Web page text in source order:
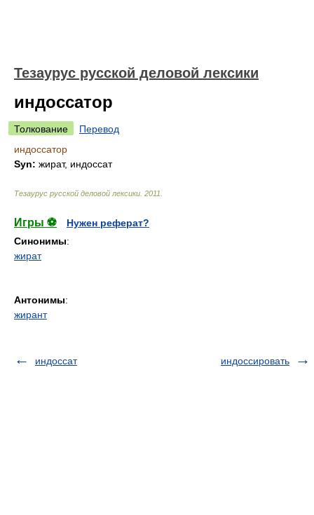
Тезаурус русской деловой лексики
индоссатор
Толкование
Перевод
индоссатор
Syn: жират, индоссат
Тезаурус русской деловой лексики 2011
Игры ⚽
Нужен реферат?
Синонимы:
жират
Антонимы:
жирант
индоссат индоссировать